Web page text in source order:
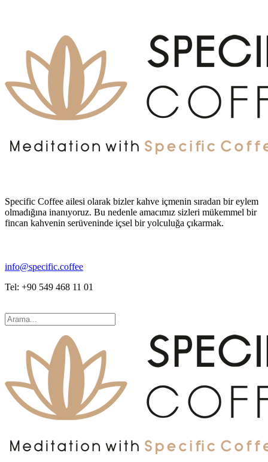
Specific Coffee ailesi olarak bizler kahve içmenin sıradan bir eylem
olmadığına inanıyoruz. Bu nedenle amacımız sizleri mükemmel bir
fincan kahvenin serüveninde içsel bir yolculuğa çıkarmak.
info@specific.coffee
Tel: +90 549 468 11 01